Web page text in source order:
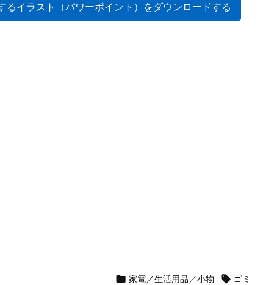
るイラスト（パワーポイント）をダウンロードする
 家電／生活用品／小物  ゴミ